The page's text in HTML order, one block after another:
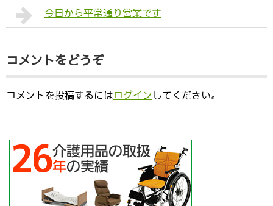
今日から平常通り営業です
コメントをどうぞ
コメントを投稿するにはログイン してください。